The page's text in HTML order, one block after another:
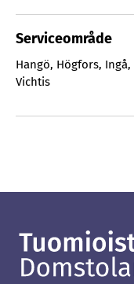
Serviceområde
Hangö, Högfors, Ingå,
Vichtis